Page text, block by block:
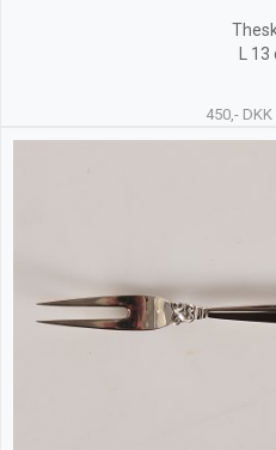
L
450,-